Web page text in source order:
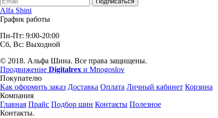
Alfa Shini
График работы
Пн-Пт: 9:00-20:00
Сб, Вс: Выходной
© 2018. Альфа Шина. Все права защищены.
Продвижение Digitalrex и Mnogoslov
Покупателю
Как оформить заказ Доставка Оплата Личный кабинет Корзина
Компания
Главная Прайс Подбор шин Контакты Полезное
Контакты.